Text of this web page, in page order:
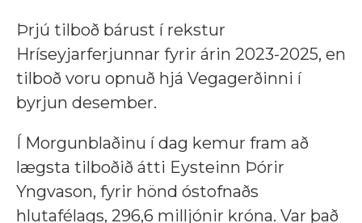
Þrjú tilboð bárust í rekstur
Hríseyjarferjunnar fyrir árin 2023-2025, en
tilboð voru opnuð hjá Vegagerðinni í
byrjun desember.
Í Morgunblaðinu í dag kemur fram að
lægsta tilboðið átti Eysteinn Þórir
Yngvason, fyrir hönd óstofnaðs
hlutafélags, 296,6 milljónir króna. Var það